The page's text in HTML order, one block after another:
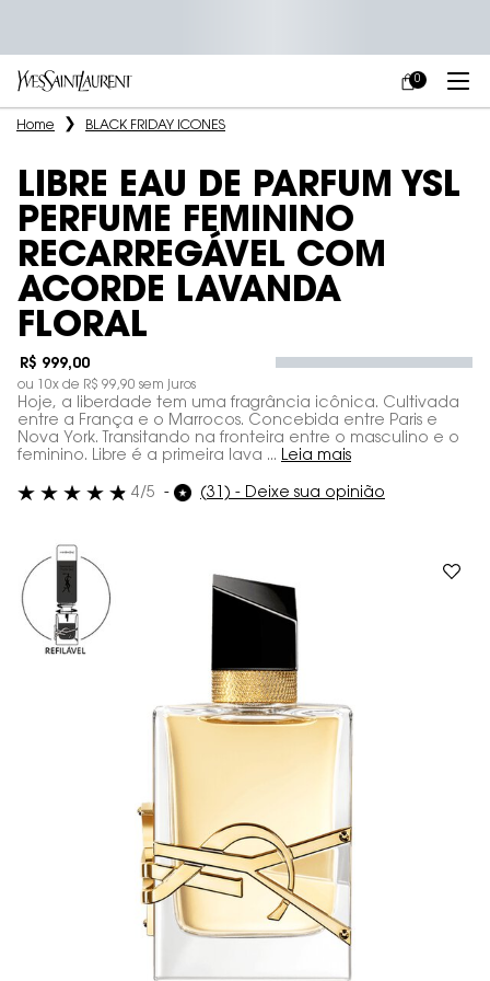
MEU
CARRINHO
0
0 PRODUCT IN
Main content
Home BLACK FRIDAY ICONES
LIBRE EAU DE PARFUM YSL
PERFUME FEMININO
RECARREGÁVEL COM
ACORDE LAVANDA
FLORAL
R$ 999,00
ou 10x de R$ 99,90 sem juros
Hoje, a liberdade tem uma fragrância icônica. Cultivada
entre a França e o Marrocos. Concebida entre Paris e
Nova York. Transitando na fronteira entre o masculino e o
feminino. Libre é a primeira lava ... Leia mais
4/5 (31) - Deixe sua opinião